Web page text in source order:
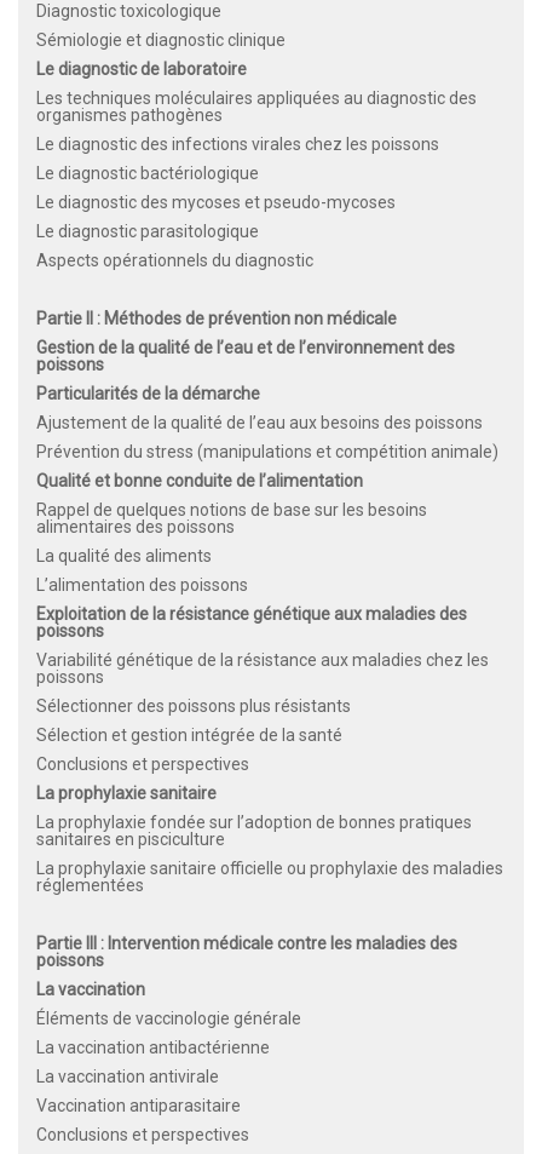
Diagnostic toxicologique
Sémiologie et diagnostic clinique
Le diagnostic de laboratoire
Les techniques moléculaires appliquées au diagnostic des
organismes pathogènes
Le diagnostic des infections virales chez les poissons
Le diagnostic bactériologique
Le diagnostic des mycoses et pseudo-mycoses
Le diagnostic parasitologique
Aspects opérationnels du diagnostic
Partie II : Méthodes de prévention non médicale
Gestion de la qualité de l’eau et de l’environnement des
poissons
Particularités de la démarche
Ajustement de la qualité de l’eau aux besoins des poissons
Prévention du stress (manipulations et compétition animale)
Qualité et bonne conduite de l’alimentation
Rappel de quelques notions de base sur les besoins
alimentaires des poissons
La qualité des aliments
L’alimentation des poissons
Exploitation de la résistance génétique aux maladies des
poissons
Variabilité génétique de la résistance aux maladies chez les
poissons
Sélectionner des poissons plus résistants
Sélection et gestion intégrée de la santé
Conclusions et perspectives
La prophylaxie sanitaire
La prophylaxie fondée sur l’adoption de bonnes pratiques
sanitaires en pisciculture
La prophylaxie sanitaire officielle ou prophylaxie des maladies
réglementées
Partie III : Intervention médicale contre les maladies des
poissons
La vaccination
Éléments de vaccinologie générale
La vaccination antibactérienne
La vaccination antivirale
Vaccination antiparasitaire
Conclusions et perspectives